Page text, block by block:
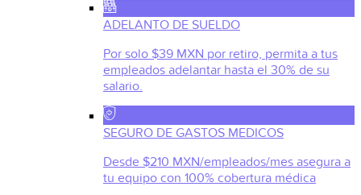
ADELANTO DE SUELDO
Por solo $39 MXN por retiro, permita a tus
empleados adelantar hasta el 30% de su
salario.
SEGURO DE GASTOS MEDICOS
Desde $210 MXN/empleados/mes asegura a
tu equipo con 100% cobertura médica